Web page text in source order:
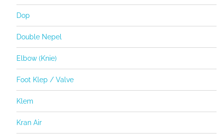
Dop
Double Nepel
Elbow (Knie)
Foot Klep / Valve
Klem
Kran Air